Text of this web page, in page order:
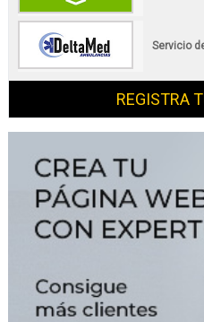
Servicio
REGISTRA